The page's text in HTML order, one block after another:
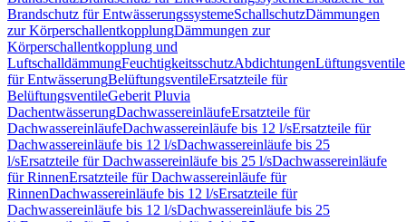
Brandschutz für EntwässerungssystemeSchallschutzDämmungen
zur KörperschallentkopplungDämmungen zur
Körperschallentkopplung und
LuftschalldämmungFeuchtigkeitsschutzAbdichtungenLüftungsventile
für EntwässerungBelüftungsventileErsatzteile für
BelüftungsventileGeberit Pluvia
DachentwässerungDachwassereinläufeErsatzteile für
DachwassereinläufeDachwassereinläufe bis 12 l/sErsatzteile für
Dachwassereinläufe bis 12 l/sDachwassereinläufe bis 25
l/sErsatzteile für Dachwassereinläufe bis 25 l/sDachwassereinläufe
für RinnenErsatzteile für Dachwassereinläufe für
RinnenDachwassereinläufe bis 12 l/sErsatzteile für
Dachwassereinläufe bis 12 l/sDachwassereinläufe bis 25